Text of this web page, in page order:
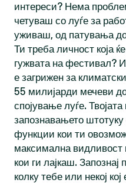
интереси? Нема
четуваш со луѓе за
уживаш, од патувања
Ти треба личност која
гужвата на фестивал?
е загрижен за
55 милијарди мечеви
спојување луѓе. Твојата
запознавањето
функции кои ти
максимална видливост
кои ги лајкаш. Запознај
колку тебе или некој